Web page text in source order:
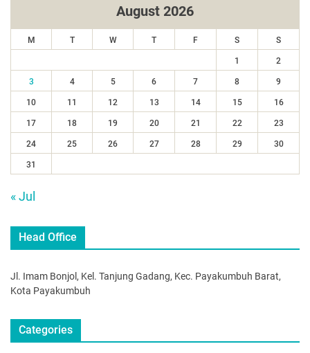
August 2026
M T W T F S S
1 2
3 4 5 6 7 8 9
10 11 12 13 14 15 16
17 18 19 20 21 22 23
24 25 26 27 28 29 30
31
« Jul
Head Office
Jl. Imam Bonjol, Kel. Tanjung Gadang, Kec. Payakumbuh Barat,
Kota Payakumbuh
Categories